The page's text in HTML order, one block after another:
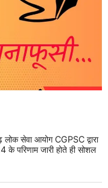
सेवा आयोग CGPSC द्वारा
के परिणाम जारी होते ही सोशल